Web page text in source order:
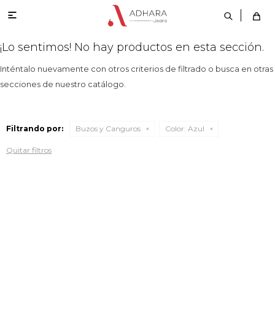

¡Lo sentimos! No hay productos en esta sección.
Inténtalo nuevamente con otros criterios de filtrado o busca en otras
secciones de nuestro catálogo.
Filtrando por: Buzos y Canguros Color: Azul
Quitar filtros